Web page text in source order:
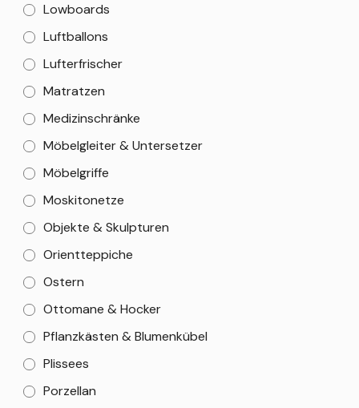
Lowboards
Luftballons
Lufterfrischer
Matratzen
Medizinschränke
Möbelgleiter & Untersetzer
Möbelgriffe
Moskitonetze
Objekte & Skulpturen
Orientteppiche
Ostern
Ottomane & Hocker
Pflanzkästen & Blumenkübel
Plissees
Porzellan